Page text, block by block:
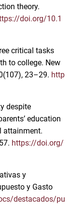
theory.
doi.org/10.1
critical tasks
to college. New
23–29. http
despite
education
attainment.
https://doi.org/
y
y Gasto
destacados/pu